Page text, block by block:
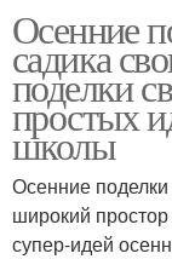
Осенние
садика
поделки
простых
школы
Осенние
широкий
супер-идей